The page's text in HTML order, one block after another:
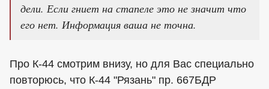
дели. Если гниет на стапеле это не значит что
его нет. Информация ваша не точна.
Про К-44 смотрим внизу, но для Вас специально
повторюсь, что К-44 "Рязань" пр. 667БДР